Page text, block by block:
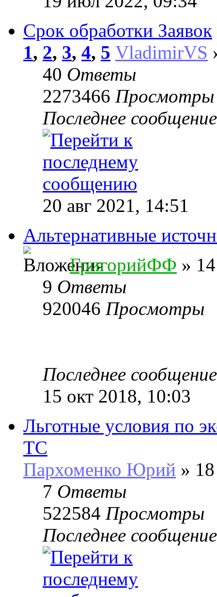
Срок обработки Заявок
1, 2, 3, 4, 5 VladimirVS
40 Ответы
2273466 Просмотры
Последнее
20 авг 2021, 14:51
Альтернативные
ГригорийФФ »
9 Ответы
920046 Просмотры
Последнее
15 окт 2018, 10:03
Льготные условия по
ТС
Пархоменко Юрий »
7 Ответы
522584 Просмотры
Последнее